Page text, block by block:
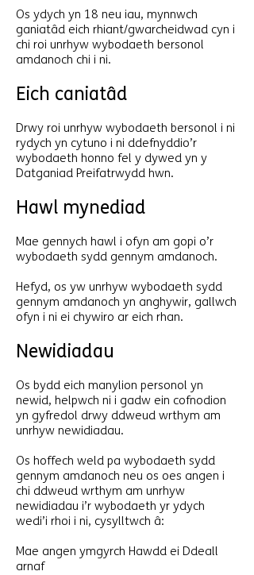
Os ydych yn 18 neu iau, mynnwch
ganiatâd eich rhiant/gwarcheidwad cyn i
chi roi unrhyw wybodaeth bersonol
amdanoch chi i ni.
Eich caniatâd
Drwy roi unrhyw wybodaeth bersonol i ni
rydych yn cytuno i ni ddefnyddio’r
wybodaeth honno fel y dywed yn y
Datganiad Preifatrwydd hwn.
Hawl mynediad
Mae gennych hawl i ofyn am gopi o’r
wybodaeth sydd gennym amdanoch.
Hefyd, os yw unrhyw wybodaeth sydd
gennym amdanoch yn anghywir, gallwch
ofyn i ni ei chywiro ar eich rhan.
Newidiadau
Os bydd eich manylion personol yn
newid, helpwch ni i gadw ein cofnodion
yn gyfredol drwy ddweud wrthym am
unrhyw newidiadau.
Os hoffech weld pa wybodaeth sydd
gennym amdanoch neu os oes angen i
chi ddweud wrthym am unrhyw
newidiadau i’r wybodaeth yr ydych
wedi’i rhoi i ni, cysylltwch â:
Mae angen ymgyrch Hawdd ei Ddeall
arnaf